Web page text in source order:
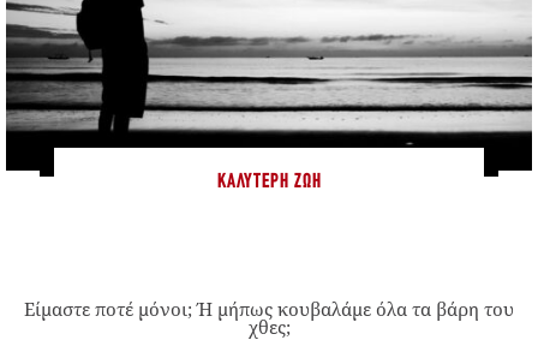
ΚΑΛΎΤΕΡΗ ΖΩΉ
Είμαστε ποτέ μόνοι; Ή μήπως κουβαλάμε όλα τα βάρη του
χθες;